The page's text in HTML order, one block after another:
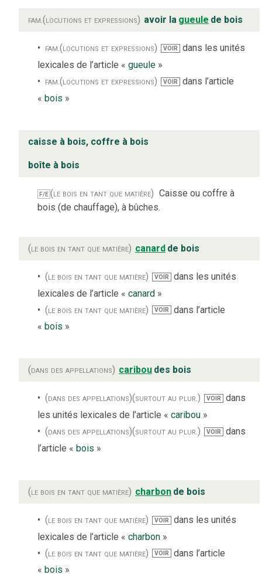
fam.(locutions et expressions) avoir la gueule de bois
fam.(locutions et expressions) VOIR
dans les unités
lexicales de l’article « gueule »
fam.(locutions et expressions) VOIR dans l’article
« bois »
caisse à bois, coffre à bois
boîte à bois
F/E (le bois en tant que matière) Caisse ou coffre à
bois (de chauffage), à bûches.
(le bois en tant que matière) canard de bois
(le bois en tant que matière) VOIR dans les unités
lexicales de l’article « canard »
(le bois en tant que matière)
VOIR
dans l’article
« bois »
(dans des appellations) caribou des bois
(dans des appellations)(surtout au plur.) VOIR
dans
les unités lexicales de l’article « caribou »
(dans des appellations)(surtout au plur.) VOIR dans
l’article « bois »
(le bois en tant que matière) charbon de bois
(le bois en tant que matière) VOIR dans les unités
lexicales de l’article « charbon »
(le bois en tant que matière)
VOIR
dans l’article
« bois »